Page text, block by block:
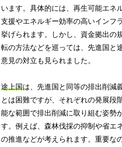
います。具体的には、再生可能エネ
支援やエネルギー効率の高いインフ
挙げられます。しかし、資金拠出の
転の方法などを巡っては、先進国と
意見の対立も見られました。
途上国は、先進国と同等の排出削減
とは困難ですが、それぞれの発展段
能な範囲で排出削減に取り組む姿勢
す。例えば、森林伐採の抑制や省エ
の推進などが考えられます。重要な